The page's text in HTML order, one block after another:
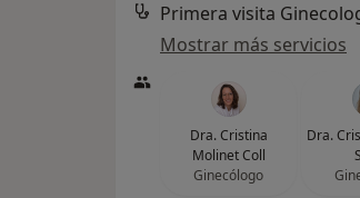
Primera visita
Mostrar más servicios
Dra. Cristina
Molinet Coll
Ginecólogo
Dra.